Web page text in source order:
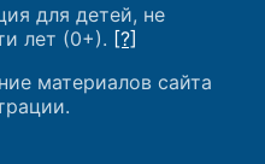
для детей, не
лет (0+). [?]
материалов сайта